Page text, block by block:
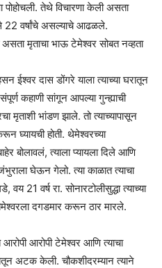
पोहोचली. तेथे विचारणा केली असता
22 वर्षांचे असल्याचे आढळले.
मृताचा भाऊ टेमेश्वर सोबत नव्हता
ईश्वर दास डोंगरे याला त्याच्या घरातून
कहाणी सांगून आपल्या गुन्ह्याची
मृताशी भांडण झाले. तो त्याच्यापासून
घ्यायची होती. थेमेश्वरच्या
बोलावलं, त्याला प्यायला दिले आणि
घेऊन गेलो. त्या काळात त्याचा
21 वर्ष रा. सोनारटोलीसुद्धा त्याच्या
दगडमार करून ठार मारले.
आरोपी टेमेश्वर आणि त्याचा
अटक केली. चौकशीदरम्यान त्याने